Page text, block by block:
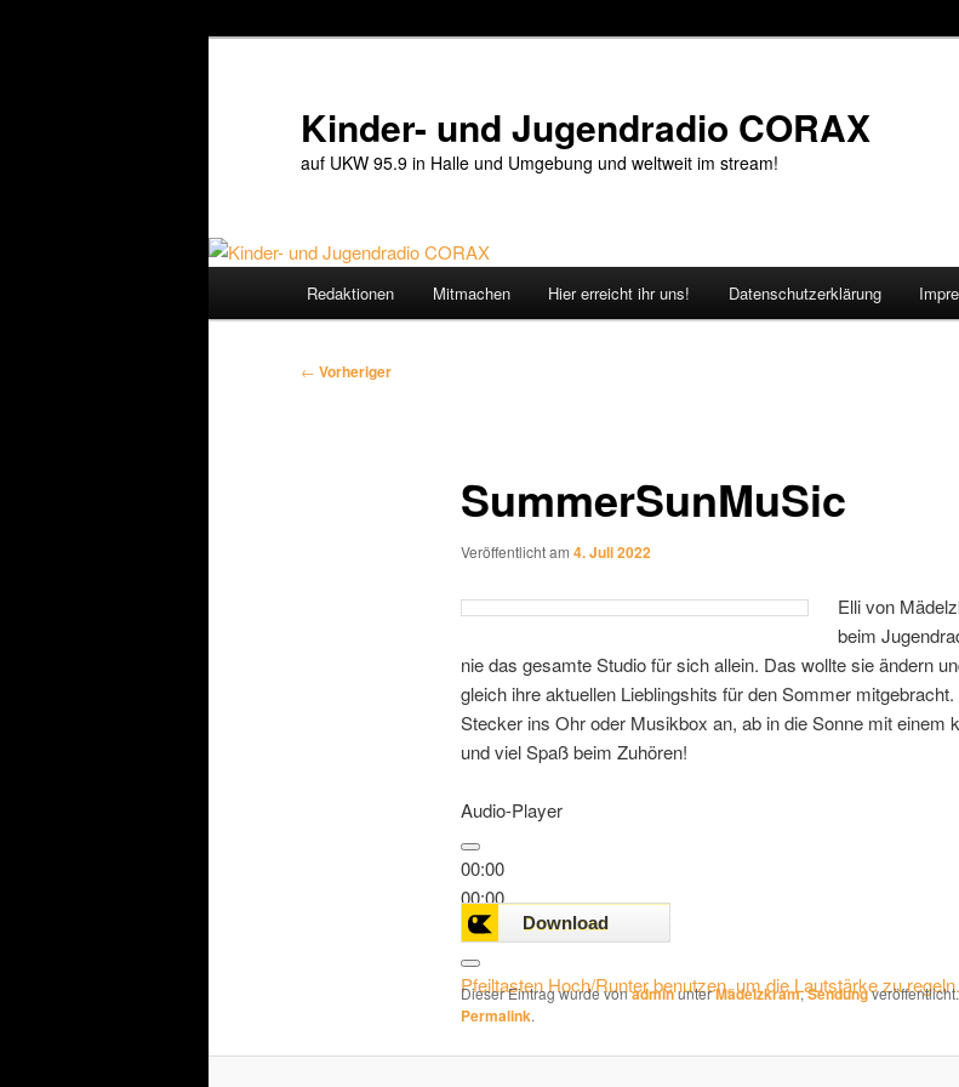
Kinder- und Jugendradio CORAX
auf UKW 95.9 in Halle und Umgebung und weltweit im stream!
Redaktionen Mitmachen Hier erreicht ihr uns! Datenschutzerklärung
Beitragsnavigation
← Vorheriger
SummerSunMuSic
Veröffentlicht am 4. Juli 2022
Elli von
beim
nie das gesamte Studio für sich allein. Das wollte sie ändern
gleich ihre aktuellen Lieblingshits für den Sommer
Stecker ins Ohr oder Musikbox an, ab in die Sonne mit einem
und viel Spaß beim Zuhören!
Audio-Player
00:00
00:00
00:00
Pfeiltasten Hoch/Runter benutzen, um die Lautstärke zu regeln.
Dieser Eintrag wurde vonadminunterMädelzkram,Sendung
Permalink.